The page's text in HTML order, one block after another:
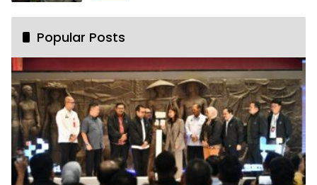
Popular Posts